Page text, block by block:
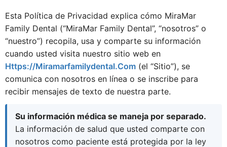
Esta Política de Privacidad explica cómo MiraMar
Family Dental (“MiraMar Family Dental”, “nosotros” o
“nuestro”) recopila, usa y comparte su información
cuando usted visita nuestro sitio web en
Https://miramarfamilydental.com (el “Sitio”), se
comunica con nosotros en línea o se inscribe para
recibir mensajes de texto de nuestra parte.
Su información médica se maneja por separado.
La información de salud que usted comparte con
nosotros como paciente está protegida por la ley